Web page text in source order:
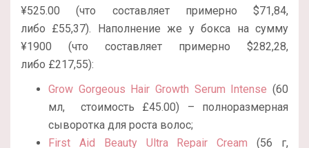
¥525.00 (что составляет примерно $71,84,
либо £55,37). Наполнение же у бокса на сумму
¥1900 (что составляет примерно $282,28,
либо £217,55):
Grow Gorgeous Hair Growth Serum Intense (60
мл, стоимость £45.00) – полноразмерная
сыворотка для роста волос;
First Aid Beauty Ultra Repair Cream (56 г,